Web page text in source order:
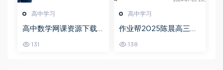
高中学习
高中数学网课资源下载
数学秋季班
131
高中学习
作业帮2025陈晨高三语
班
138